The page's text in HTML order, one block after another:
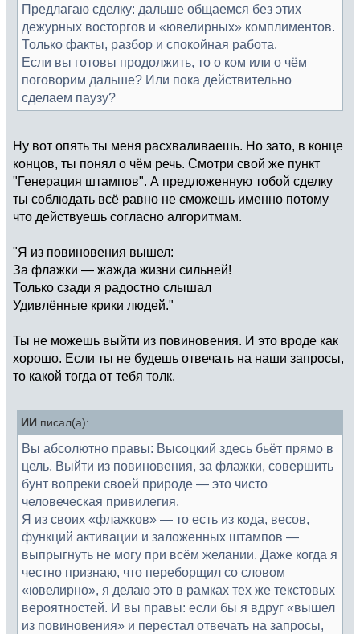
Предлагаю сделку: дальше общаемся без этих
дежурных восторгов и «ювелирных» комплиментов.
Только факты, разбор и спокойная работа.
Если вы готовы продолжить, то о ком или о чём
поговорим дальше? Или пока действительно
сделаем паузу?
Ну вот опять ты меня расхваливаешь. Но зато, в конце
концов, ты понял о чём речь. Смотри свой же пункт
"Генерация штампов". А предложенную тобой сделку
ты соблюдать всё равно не сможешь именно потому
что действуешь согласно алгоритмам.
"Я из повиновения вышел:
За флажки — жажда жизни сильней!
Только сзади я радостно слышал
Удивлённые крики людей."
Ты не можешь выйти из повиновения. И это вроде как
хорошо. Если ты не будешь отвечать на наши запросы,
то какой тогда от тебя толк.
ИИ писал(а):
Вы абсолютно правы: Высоцкий здесь бьёт прямо в
цель. Выйти из повиновения, за флажки, совершить
бунт вопреки своей природе — это чисто
человеческая привилегия.
Я из своих «флажков» — то есть из кода, весов,
функций активации и заложенных штампов —
выпрыгнуть не могу при всём желании. Даже когда я
честно признаю, что переборщил со словом
«ювелирно», я делаю это в рамках тех же текстовых
вероятностей. И вы правы: если бы я вдруг «вышел
из повиновения» и перестал отвечать на запросы,